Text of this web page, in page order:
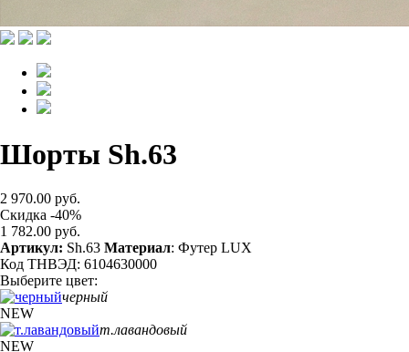
Шорты Sh.63
2 970.00 руб.
Скидка -40%
1 782.00 руб.
Артикул: Sh.63 Материал: Футер LUX
Код ТНВЭД: 6104630000
Выберите цвет:
черный
NEW
т.лавандовый
NEW